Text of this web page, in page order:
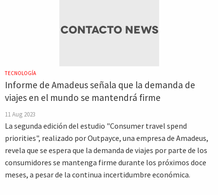
TECNOLOGÍA
Informe de Amadeus señala que la demanda de
viajes en el mundo se mantendrá firme
11 Aug 2023
La segunda edición del estudio "Consumer travel spend
priorities", realizado por Outpayce, una empresa de Amadeus,
revela que se espera que la demanda de viajes por parte de los
consumidores se mantenga firme durante los próximos doce
meses, a pesar de la continua incertidumbre económica.